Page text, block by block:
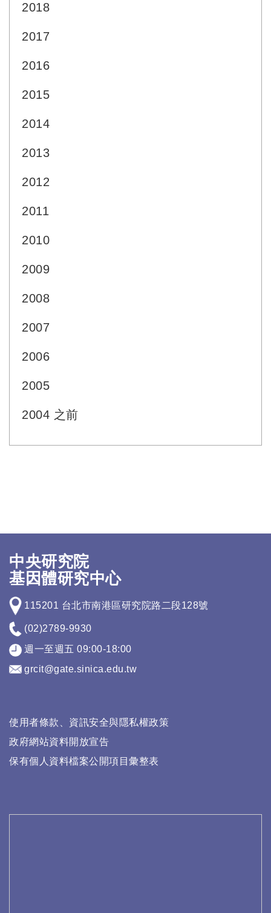
2018
2017
2016
2015
2014
2013
2012
2011
2010
2009
2008
2007
2006
2005
2004 之前
中央研究院
基因體研究中心
115201 台北市南港區研究院路二段128號
(02)2789-9930
週一至週五 09:00-18:00
grcit@gate.sinica.edu.tw
使用者條款、資訊安全與隱私權政策
政府網站資料開放宣告
保有個人資料檔案公開項目彙整表